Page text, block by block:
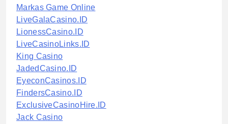
Markas Game Online
LiveGalaCasino.ID
LionessCasino.ID
LiveCasinoLinks.ID
King Casino
JadedCasino.ID
EyeconCasinos.ID
FindersCasino.ID
ExclusiveCasinoHire.ID
Jack Casino